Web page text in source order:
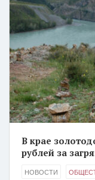
В крае
рублей за
НОВОСТИ